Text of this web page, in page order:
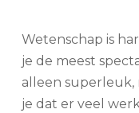
Wetenschap is
je de meest
alleen superleuk,
je dat er veel